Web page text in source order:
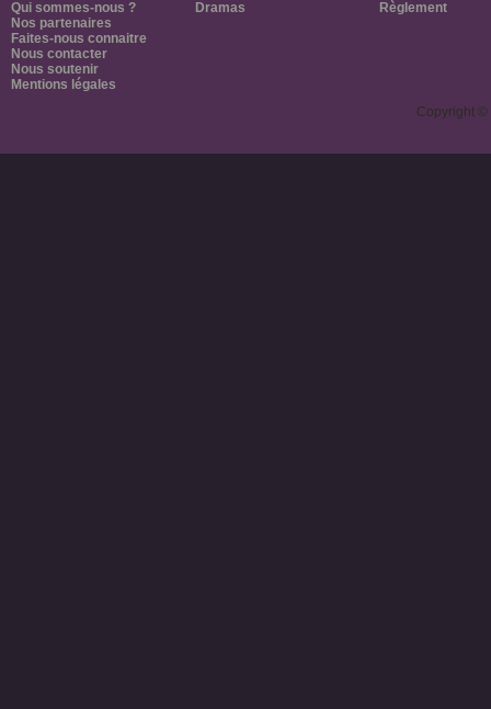
Qui sommes-nous ?
Nos partenaires
Faites-nous connaitre
Nous contacter
Nous soutenir
Mentions légales
Dramas
Règlement
Copyright ©